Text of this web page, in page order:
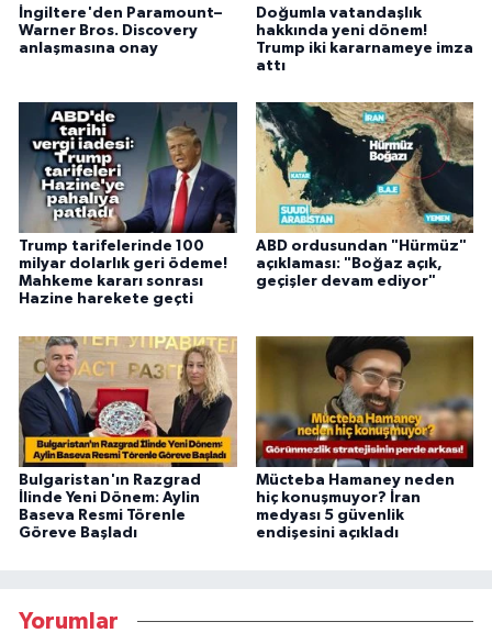
İngiltere'den Paramount–
Warner Bros. Discovery
anlaşmasına onay
Doğumla vatandaşlık
hakkında yeni dönem!
Trump iki kararnameye imza
attı
Trump tarifelerinde 100
milyar dolarlık geri ödeme!
Mahkeme kararı sonrası
Hazine harekete geçti
ABD ordusundan "Hürmüz"
açıklaması: "Boğaz açık,
geçişler devam ediyor"
Bulgaristan'ın Razgrad
İlinde Yeni Dönem: Aylin
Baseva Resmi Törenle
Göreve Başladı
Mücteba Hamaney neden
hiç konuşmuyor? İran
medyası 5 güvenlik
endişesini açıkladı
Yorumlar